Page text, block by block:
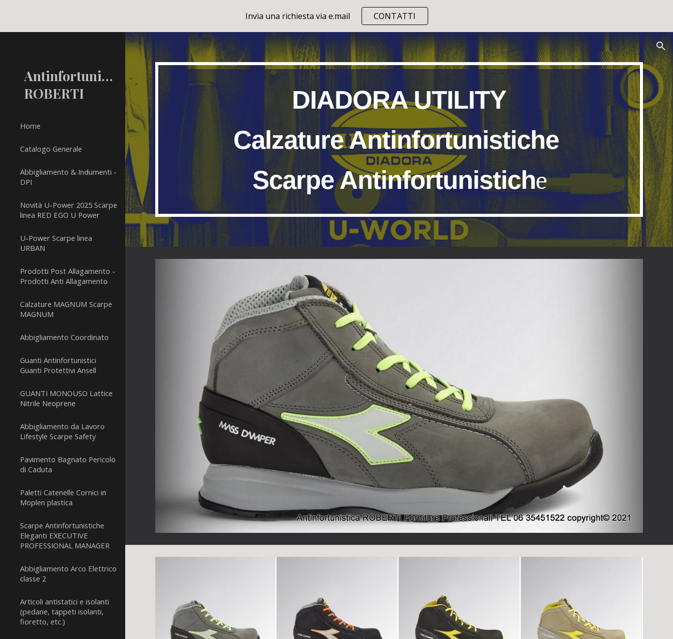
Skip to main content Skip to navigation
Invia una richiesta via e.mail CONTATTI
Antinfortunistica
ROBERTI
Home
Catalogo Generale
Abbigliamento & Indumenti -
DPI
Novità U-Power 2025 Scarpe
linea RED EGO U Power
U-Power Scarpe linea
URBAN
Prodotti Post Allagamento -
Prodotti Anti Allagamento
Calzature MAGNUM Scarpe
MAGNUM
Abbigliamento Coordinato
Guanti Antinfortunistici
Guanti Protettivi Ansell
GUANTI MONOUSO Lattice
Nitrile Neoprene
Abbigliamento da Lavoro
Lifestyle Scarpe Safety
Pavimento Bagnato Pericolo
di Caduta
Paletti Catenelle Cornici in
Moplen plastica
Scarpe Antinfortunistiche
Eleganti EXECUTIVE
PROFESSIONAL MANAGER
Abbigliamento Arco Elettrico
classe 2
Articoli antistatici e isolanti
(pedane, tappeti isolanti,
fioretto, etc.)
DIADORA UTILITY
Calzature Antinfortunistiche
Scarpe Antinfortunistiche